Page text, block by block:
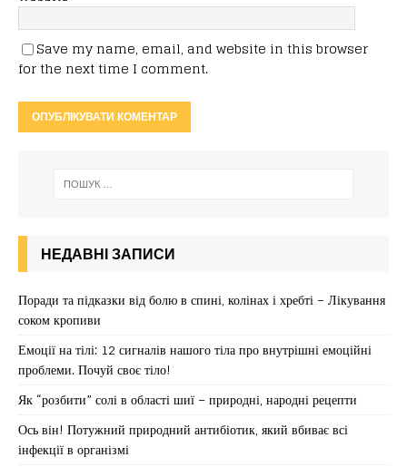
Save my name, email, and website in this browser
for the next time I comment.
НЕДАВНІ ЗАПИСИ
Поради та підказки від болю в спині, колінах і хребті – Лікування
соком кропиви
Емоції на тілі: 12 сигналів нашого тіла про внутрішні емоційні
проблеми. Почуй своє тіло!
Як “розбити” солі в області шиї – природні, народні рецепти
Ось він! Потужний природний антибіотик, який вбиває всі
інфекції в організмі